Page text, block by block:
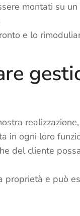
montati su
e lo
in ogni loro
del cliente
e può